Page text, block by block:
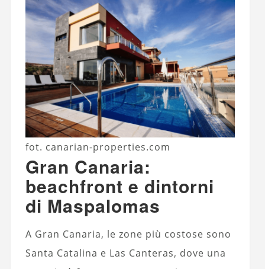
fot. canarian-properties.com
Gran Canaria:
beachfront e dintorni
di Maspalomas
A Gran Canaria, le zone più costose sono
Santa Catalina e Las Canteras, dove una